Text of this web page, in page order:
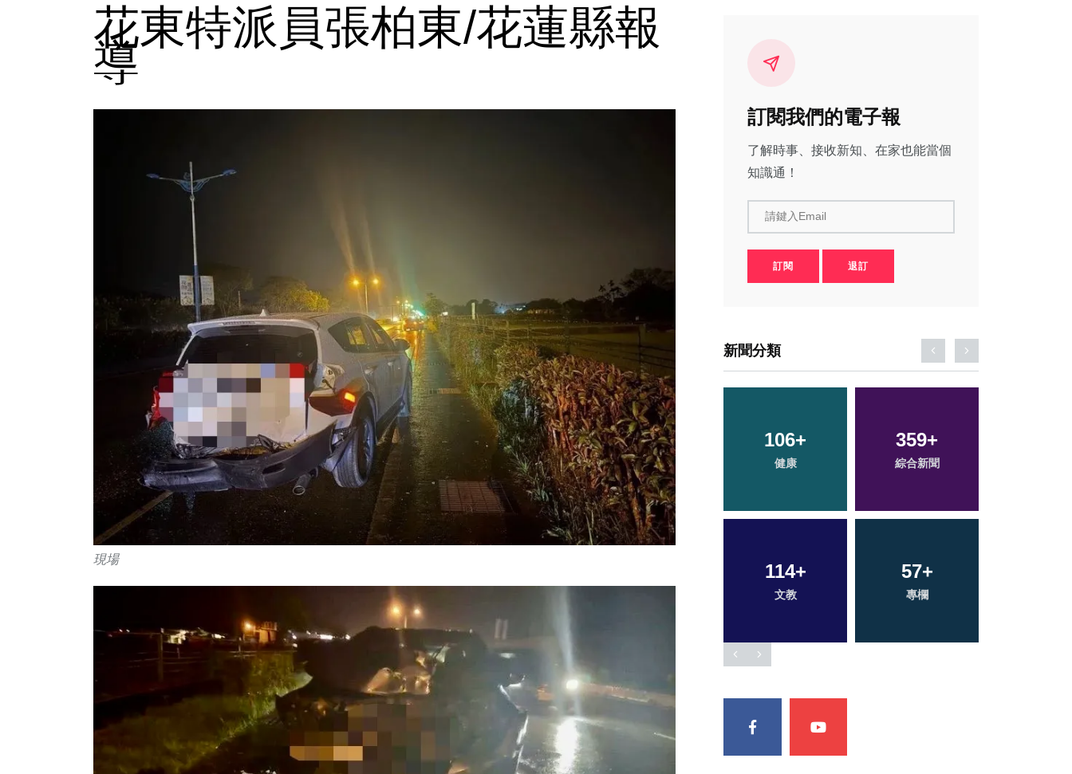
花東特派員張柏東/花蓮縣報
導
現場
訂閱我們的電子報
了解時事、接收新知、在家也能當個
知識通！
請鍵入Email
訂閱 退訂
新聞分類
1 +
大陸
82+
旅遊
37+
農業
106+
健康
359+
綜合新聞
17+
科技新知
1+
大陸
197+
社會
33+
宗教